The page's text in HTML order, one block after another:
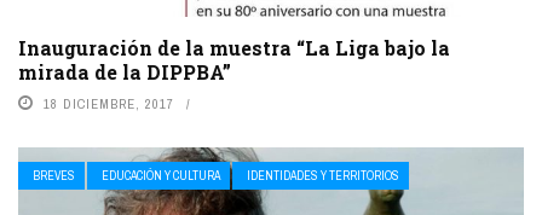
Inauguración de la muestra “La Liga bajo la
mirada de la DIPPBA”
18 DICIEMBRE, 2017
BREVES EDUCACIÓN Y CULTURA IDENTIDADES Y TERRITORIOS